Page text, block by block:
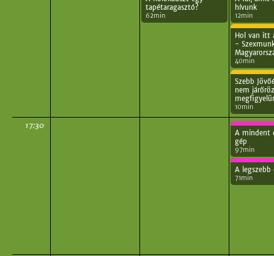
tapétaragasztó?
62min
hívunk
12min
Hol van itt
-
40min
Szebb
nem
10min
17:30
A mindent
gép
97min
A legszebb
71min